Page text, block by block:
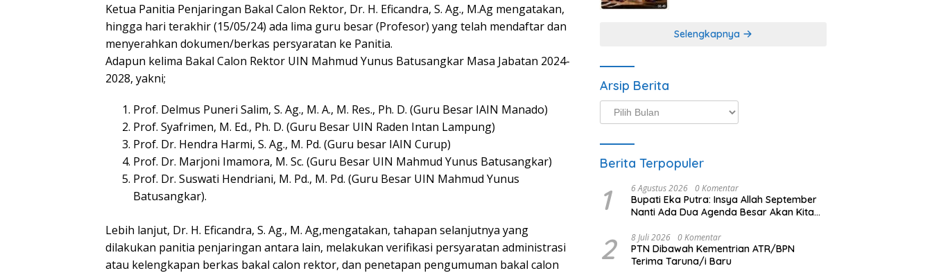
Ketua Panitia Penjaringan Bakal Calon Rektor, Dr. H. Eficandra, S. Ag., M.Ag mengatakan,
hingga hari terakhir (15/05/24) ada lima guru besar (Profesor) yang telah mendaftar dan
menyerahkan dokumen/berkas persyaratan ke Panitia.
Adapun kelima Bakal Calon Rektor UIN Mahmud Yunus Batusangkar Masa Jabatan 2024-
2028, yakni;
Prof. Delmus Puneri Salim, S. Ag., M. A., M. Res., Ph. D. (Guru Besar IAIN Manado)
Prof. Syafrimen, M. Ed., Ph. D. (Guru Besar UIN Raden Intan Lampung)
Prof. Dr. Hendra Harmi, S. Ag., M. Pd. (Guru besar IAIN Curup)
Prof. Dr. Marjoni Imamora, M. Sc. (Guru Besar UIN Mahmud Yunus Batusangkar)
Prof. Dr. Suswati Hendriani, M. Pd., M. Pd. (Guru Besar UIN Mahmud Yunus
Batusangkar).
Lebih lanjut, Dr. H. Eficandra, S. Ag., M. Ag,mengatakan, tahapan selanjutnya yang
dilakukan panitia penjaringan antara lain, melakukan verifikasi persyaratan administrasi
atau kelengkapan berkas bakal calon rektor, dan penetapan pengumuman bakal calon
Selengkapnya
Arsip Berita
Arsip
Berita
Berita Terpopuler
1 6 Agustus 2026 0 Komentar
Bupati Eka Putra: Insya Allah September
Nanti Ada Dua Agenda Besar Akan Kita
2 8 Juli 2026 0 Komentar
PTN Dibawah Kementrian ATR/BPN
Terima Taruna/i Baru